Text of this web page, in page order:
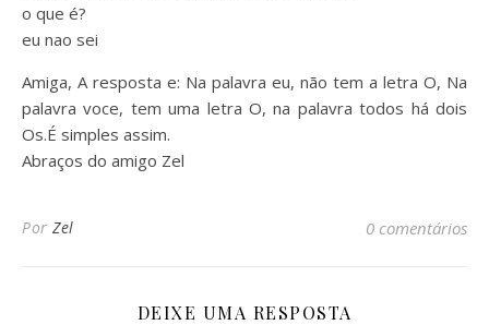
o que é?
eu nao sei
Amiga, A resposta e: Na palavra eu, não tem a letra O, Na
palavra voce, tem uma letra O, na palavra todos há dois
Os.É simples assim.
Abraços do amigo Zel
Por Zel 0 comentários
DEIXE UMA RESPOSTA